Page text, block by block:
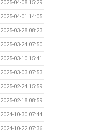
2025-04-08 15:29
2025-04-01 14:05
2025-03-28 08:23
2025-03-24 07:50
2025-03-10 15:41
2025-03-03 07:53
2025-02-24 15:59
2025-02-18 08:59
2024-10-30 07:44
2024-10-22 07:36